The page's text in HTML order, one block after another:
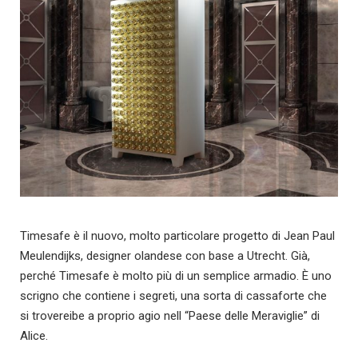
Timesafe è il nuovo, molto particolare progetto di Jean Paul
Meulendijks, designer olandese con base a Utrecht. Già,
perché Timesafe è molto più di un semplice armadio. È uno
scrigno che contiene i segreti, una sorta di cassaforte che
si trovereibe a proprio agio nell “Paese delle Meraviglie” di
Alice.